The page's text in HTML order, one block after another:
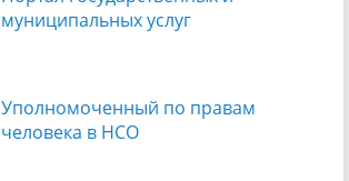
муниципальных услуг
Уполномоченный по правам
человека в НСО